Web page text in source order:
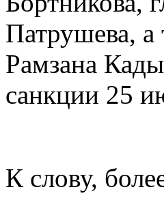
Патрушева, а
Рамзана
санкции 25
К слову,